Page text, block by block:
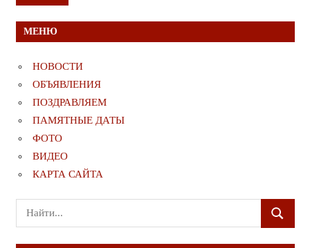
МЕНЮ
НОВОСТИ
ОБЪЯВЛЕНИЯ
ПОЗДРАВЛЯЕМ
ПАМЯТНЫЕ ДАТЫ
ФОТО
ВИДЕО
КАРТА САЙТА
Поиск
для:
ПОИСК